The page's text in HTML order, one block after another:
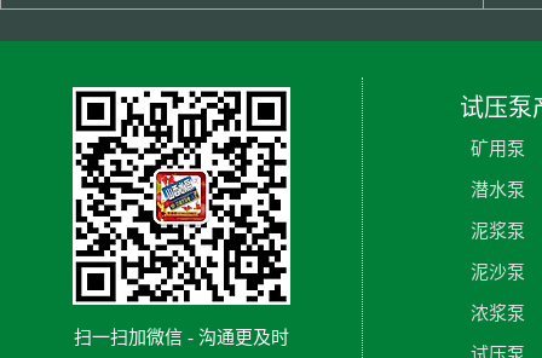
扫一扫加微信 - 沟通更及时
试压泵
矿用泵
潜水泵
泥浆泵
泥沙泵
浓浆泵